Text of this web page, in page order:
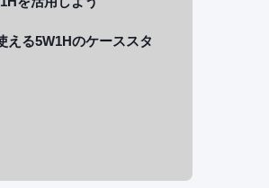
える5W1Hのケーススタ